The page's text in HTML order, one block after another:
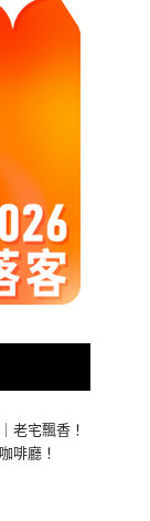
老宅飄香！
啡廳！